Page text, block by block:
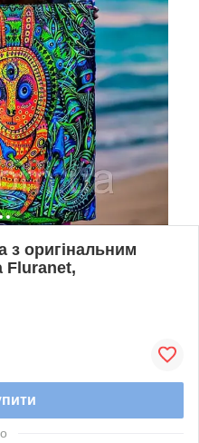
з оригінальним
Fluranet,